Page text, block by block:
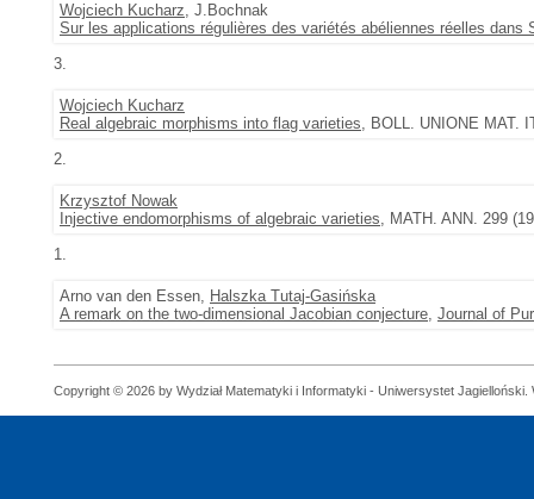
Wojciech Kucharz, J.Bochnak
Sur les applications régulières des variétés abéliennes réelles dans
3.
Wojciech Kucharz
Real algebraic morphisms into flag varieties, BOLL. UNIONE MAT.
2.
Krzysztof Nowak
Injective endomorphisms of algebraic varieties, MATH. ANN. 299
1.
Arno van den Essen, Halszka Tutaj-Gasińska
A remark on the two-dimensional Jacobian conjecture, Journal of
Copyright © 2026 by Wydział Matematyki i Informatyki - Uniwersystet